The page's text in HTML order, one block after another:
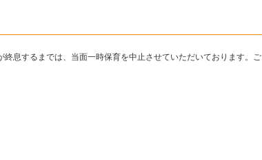
ガ
息するまでは、当面一時保育を中止させていただいております。ご